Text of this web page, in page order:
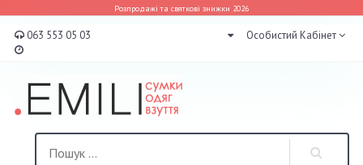
Розпродажі та святкові знижки 2026
063 553 05 03 Особистий Кабінет